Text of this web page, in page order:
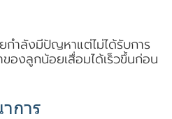
กำลังมีปัญหาแต่ไม่ได้รับการ
องลูกน้อยเสื่อมได้เร็วขึ้นก่อน
การ